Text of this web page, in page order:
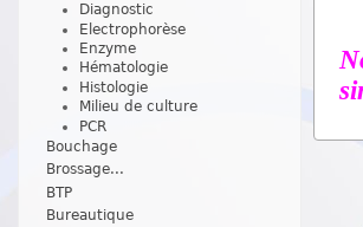
Diagnostic
Electrophorèse
Enzyme
Hématologie
Histologie
Milieu de culture
PCR
Bouchage
Brossage...
BTP
Bureautique